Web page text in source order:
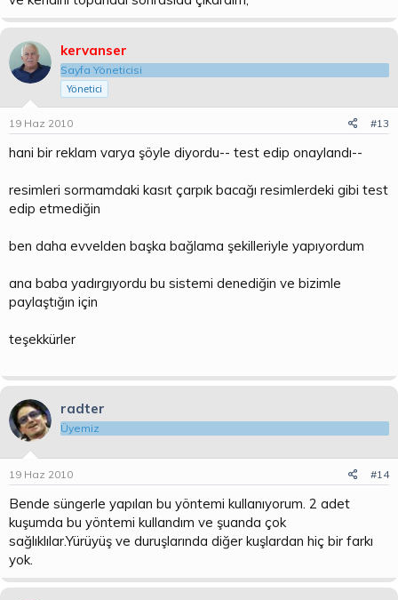
kervanser
Sayfa Yöneticisi
Yönetici
19 Haz 2010 #13
hani bir reklam varya şöyle diyordu-- test edip onaylandı--
resimleri sormamdaki kasıt çarpık bacağı resimlerdeki gibi test
edip etmediğin
ben daha evvelden başka bağlama şekilleriyle yapıyordum
ana baba yadırgıyordu bu sistemi denediğin ve bizimle
paylaştığın için
teşekkürler
radter
Üyemiz
19 Haz 2010 #14
Bende süngerle yapılan bu yöntemi kullanıyorum. 2 adet
kuşumda bu yöntemi kullandım ve şuanda çok
sağlıklılar.Yürüyüş ve duruşlarında diğer kuşlardan hiç bir farkı
yok.